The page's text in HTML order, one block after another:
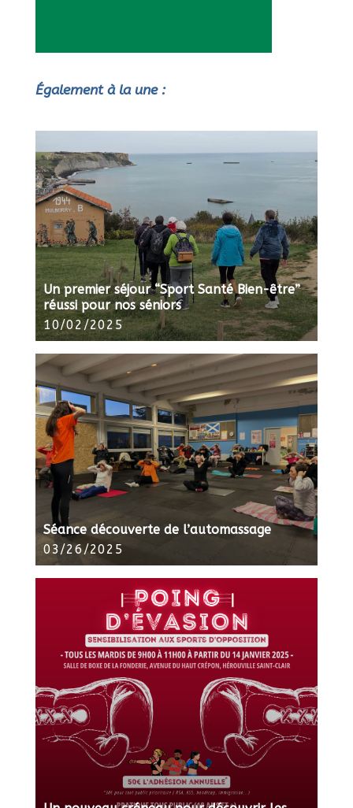
Également à la une :
Un premier séjour “Sport Santé Bien-être”
réussi pour nos séniors
10/02/2025
Séance découverte de l’automassage
03/26/2025